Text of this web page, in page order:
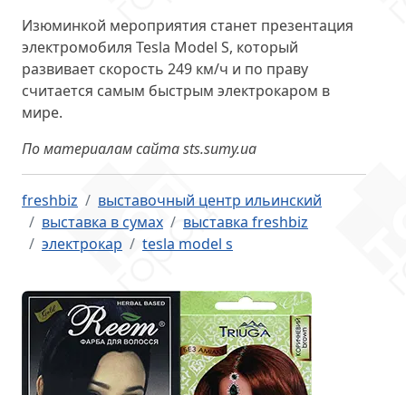
Изюминкой мероприятия станет презентация
электромобиля Tesla Model S, который
развивает скорость 249 км/ч и по праву
считается самым быстрым электрокаром в
мире.
По материалам сайта sts.sumy.ua
freshbiz
выставочный центр ильинский
выставка в сумах
выставка freshbiz
электрокар
tesla model s